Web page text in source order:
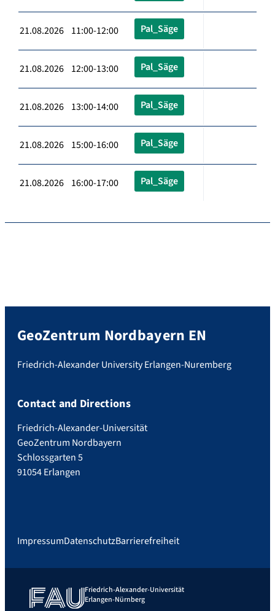
21.08.2026 11:00-12:00 Pal_Säge
21.08.2026 12:00-13:00 Pal_Säge
21.08.2026 13:00-14:00 Pal_Säge
21.08.2026 15:00-16:00 Pal_Säge
21.08.2026 16:00-17:00 Pal_Säge
GeoZentrum Nordbayern EN
Friedrich-Alexander University Erlangen-Nuremberg
Contact and Directions
Friedrich-Alexander-Universität
GeoZentrum Nordbayern
Schlossgarten 5
91054 Erlangen
ImpressumDatenschutzBarrierefreiheit
Friedrich-Alexander-Universität
Erlangen-Nürnberg